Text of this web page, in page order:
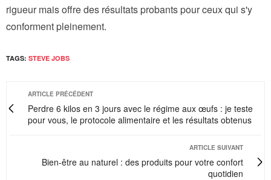
rigueur mais offre des résultats probants pour ceux qui s'y
conforment pleinement.
TAGS: STEVE JOBS
ARTICLE PRÉCÉDENT
Perdre 6 kilos en 3 jours avec le régime aux œufs : je teste
pour vous, le protocole alimentaire et les résultats obtenus
ARTICLE SUIVANT
Bien-être au naturel : des produits pour votre confort
quotidien